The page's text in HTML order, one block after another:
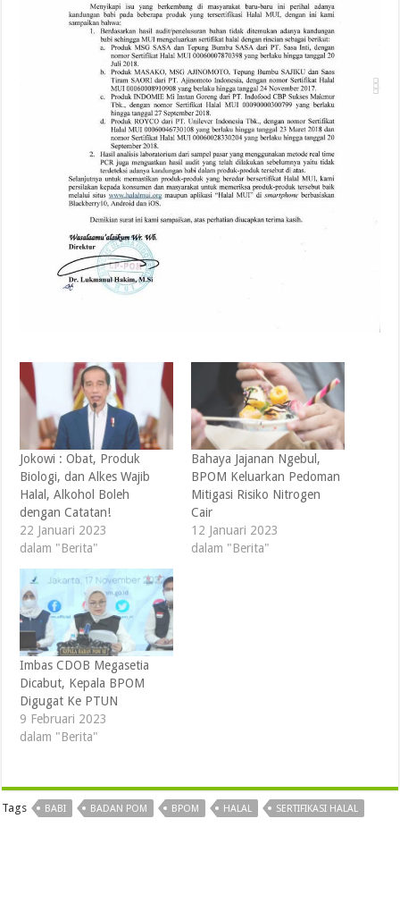
Jokowi : Obat, Produk
Biologi, dan Alkes Wajib
Halal, Alkohol Boleh
dengan Catatan!
22 Januari 2023
dalam "Berita"
Bahaya Jajanan Ngebul,
BPOM Keluarkan Pedoman
Mitigasi Risiko Nitrogen
Cair
12 Januari 2023
dalam "Berita"
Imbas CDOB Megasetia
Dicabut, Kepala BPOM
Digugat Ke PTUN
9 Februari 2023
dalam "Berita"
Tags BABI BADAN POM BPOM HALAL SERTIFIKASI HALAL